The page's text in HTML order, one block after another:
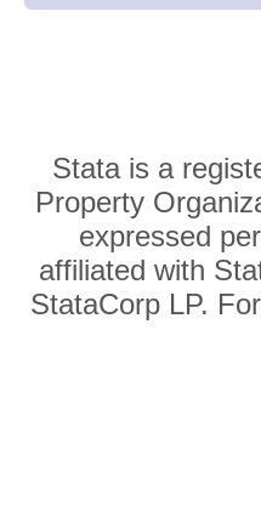
Stata is a
Property
expressed
affiliated with
StataCorp LP.